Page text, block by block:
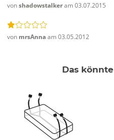
vonshadowstalkeram 03.07.2015
von mrsAnnaam 03.05.2012
Das könnte